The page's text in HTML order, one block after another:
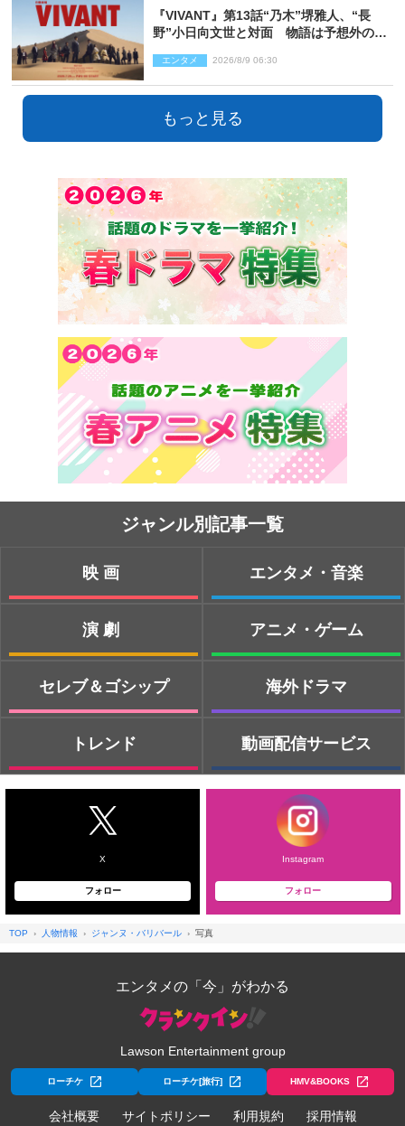
『VIVANT』第13話“乃木”堺雅人、“長
野”小日向文世と対面 物語は予想外の展
エンタメ 2026/8/9 06:30
もっと見る
ジャンル別記事一覧
映画
演劇
セレブ＆ゴシップ
トレンド
エンタメ・音楽
アニメ・ゲーム
海外ドラマ
動画配信サービス
X
フォロー
Instagram
フォロー
TOP 人物情報 ジャンヌ・バリバール 写真
エンタメの「今」がわかる
Lawson Entertainment group
ローチケ ローチケ[旅行] HMV&BOOKS
会社概要 サイトポリシー 利用規約 採用情報